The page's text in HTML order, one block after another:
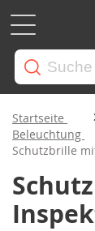
Startseite
Beleuchtung
Schutzbrille